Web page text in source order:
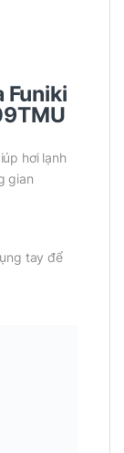
Funiki
hơi lạnh
gian
tay để